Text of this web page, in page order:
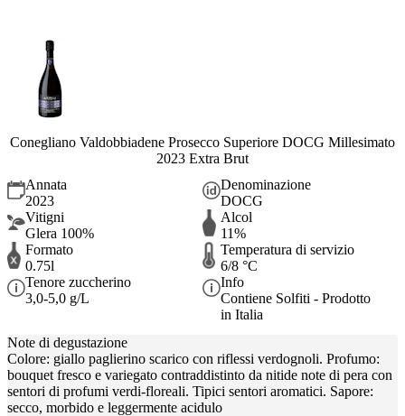
Conegliano Valdobbiadene Prosecco Superiore DOCG Millesimato
2023 Extra Brut
Annata
2023
Denominazione
DOCG
Vitigni
Glera 100%
Alcol
11%
Formato
0.75l
Temperatura di servizio
6/8 °C
Tenore zuccherino
3,0-5,0 g/L
Info
Contiene Solfiti - Prodotto
in Italia
Note di degustazione
Colore: giallo paglierino scarico con riflessi verdognoli. Profumo:
bouquet fresco e variegato contraddistinto da nitide note di pera con
sentori di profumi verdi-floreali. Tipici sentori aromatici. Sapore:
secco, morbido e leggermente acidulo